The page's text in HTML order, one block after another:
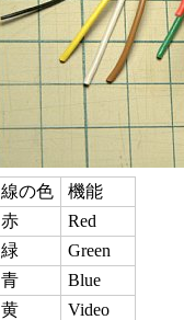
線の色
機能
赤
Red
緑
Green
青
Blue
黄
Video